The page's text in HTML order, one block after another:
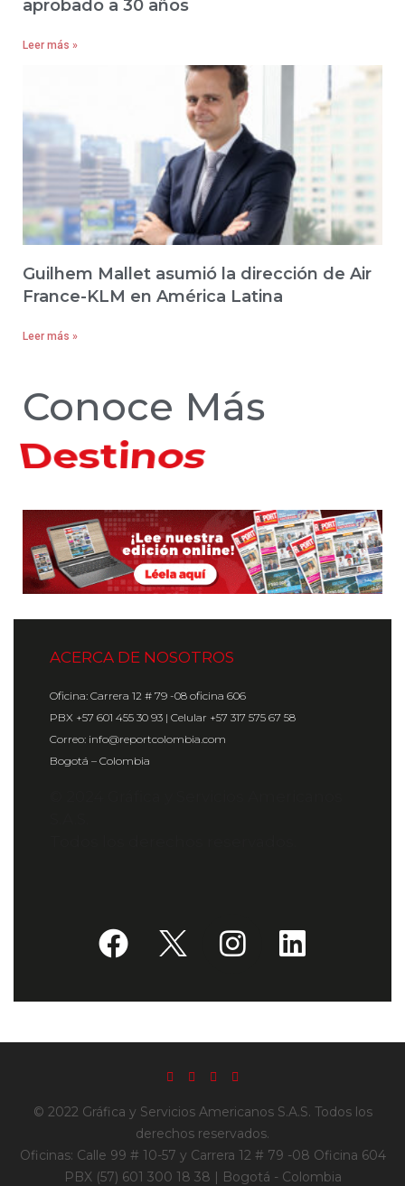
aprobado a 30 años
Leer más »
Guilhem Mallet asumió la dirección de Air
France-KLM en América Latina
Leer más »
Conoce Más
Hoteles
ACERCA DE NOSOTROS
Oficina: Carrera 12 # 79 -08 oficina 606
PBX +57 601 455 30 93 | Celular +57 317 575 67 58
Correo: info@reportcolombia.com
Bogotá – Colombia
© 2022 Gráfica y Servicios Americanos S.A.S. Todos los
derechos reservados.
Oficinas: Calle 99 # 10-57 y Carrera 12 # 79 -08 Oficina 604
PBX (57) 601 300 18 38 | Bogotá - Colombia